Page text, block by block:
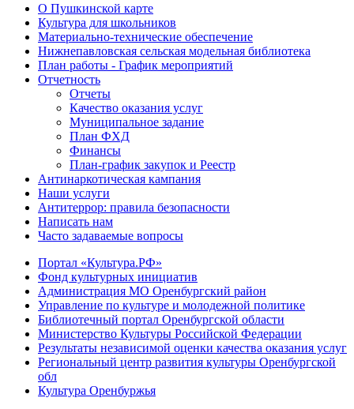
О Пушкинской карте
Культура для школьников
Материально-технические обеспечение
Нижнепавловская сельская модельная библиотека
План работы - График мероприятий
Отчетность
Отчеты
Качество оказания услуг
Муниципальное задание
План ФХД
Финансы
План-график закупок и Реестр
Антинаркотическая кампания
Наши услуги
Антитеррор: правила безопасности
Написать нам
Часто задаваемые вопросы
Портал «Культура.РФ»
Фонд культурных инициатив
Администрация МО Оренбургский район
Управление по культуре и молодежной политике
Библиотечный портал Оренбургской области
Министерство Культуры Российской Федерации
Результаты независимой оценки качества оказания услуг
Региональный центр развития культуры Оренбургской
обл
Культура Оренбуржья